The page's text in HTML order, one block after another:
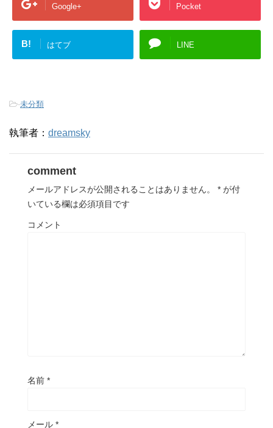
Google+ Pocket
B! はてブ LINE
-未分類
執筆者： dreamsky
comment
メールアドレスが公開されることはありません。 * が付
いている欄は必須項目です
コメント
名前 *
メール *